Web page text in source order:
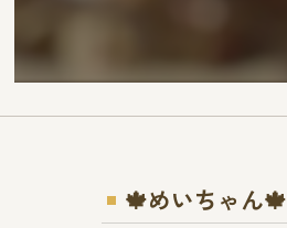
🍁めいちゃん🍁